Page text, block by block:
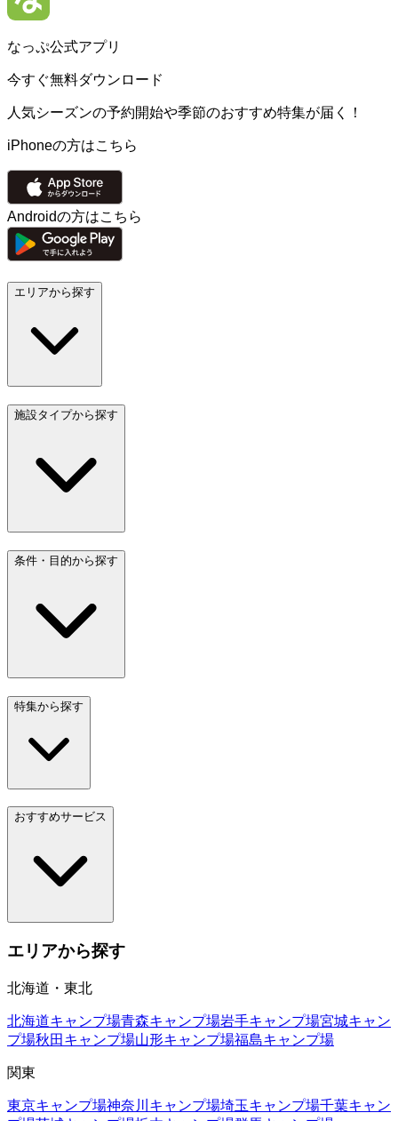
なっぷ公式アプリ
今すぐ無料ダウンロード
人気シーズンの予約開始や季節のおすすめ特集が届く！
iPhoneの方はこちら
Androidの方はこちら
エリアから探す
施設タイプから探す
条件・目的から探す
特集から探す
おすすめサービス
エリアから探す
北海道・東北
北海道キャンプ場青森キャンプ場岩手キャンプ場宮城キャン
プ場秋田 キャンプ場山形キャンプ場福島キャンプ場
関東
東京キャンプ場神奈川 キャンプ場埼玉キャンプ場千葉キャン